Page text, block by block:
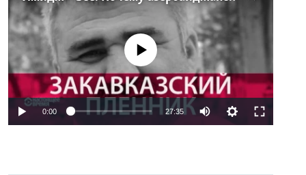
No media source currently available
0:00 27:35